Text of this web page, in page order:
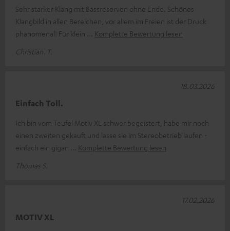
Sehr starker Klang mit Bassreserven ohne Ende. Schönes
Klangbild in allen Bereichen, vor allem im Freien ist der Druck
phänomenal! Für klein
Komplette Bewertung lesen
Christian. T.
Einfach Toll.
Ich bin vom Teufel Motiv XL schwer begeistert, habe mir noch
einen zweiten gekauft und lasse sie im Stereobetrieb laufen -
einfach ein gigan
Komplette Bewertung lesen
Thomas S.
18.03.2026
MOTIV XL
17.02.2026